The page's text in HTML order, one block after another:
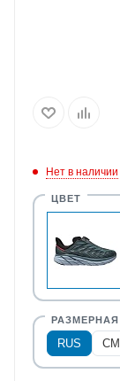
Нет в наличии
RUS CM